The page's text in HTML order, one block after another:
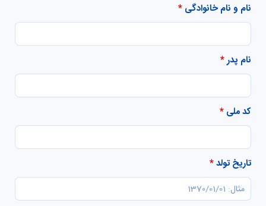
نام و نام خانوادگی *
نام پدر*
کد ملی *
تاریخ تولد*